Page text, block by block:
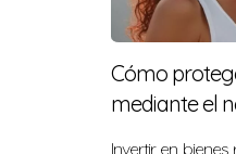
¿Es
Sí, siempre
Cómo
mediante el
Invertir en